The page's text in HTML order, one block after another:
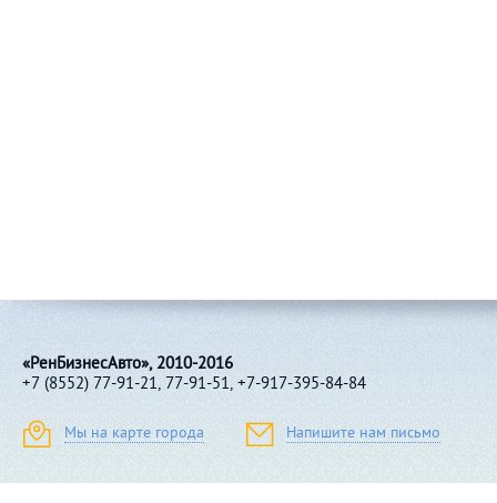
«РенБизнесАвто», 2010-2016
+7 (8552) 77-91-21, 77-91-51, +7-917-395-84-84
Мы на карте города Напишите нам письмо